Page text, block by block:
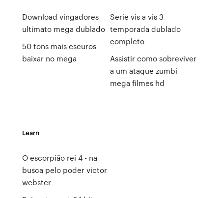
Download vingadores
ultimato mega dublado
50 tons mais escuros
baixar no mega
Serie vis a vis 3
temporada dublado
completo
Assistir como sobreviver
a um ataque zumbi
mega filmes hd
Learn
O escorpião rei 4 - na
busca pelo poder victor
webster